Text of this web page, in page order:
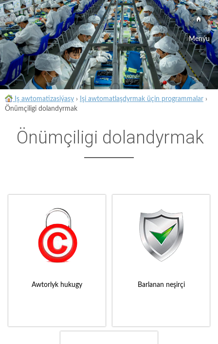
Menýu
Iş awtomatizasiýasy › Işi awtomatlaşdyrmak üçin programmalar ›
Önümçiligi dolandyrmak
Önümçiligi dolandyrmak
Awtorlyk hukugy Barlanan neşirçi